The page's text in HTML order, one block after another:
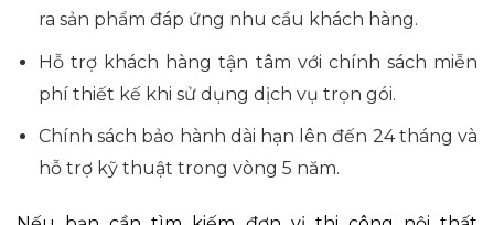
ra sản phẩm đáp ứng nhu cầu khách hàng.
Hỗ trợ khách hàng tận tâm với chính sách miễn
phí thiết kế khi sử dụng dịch vụ trọn gói.
Chính sách bảo hành dài hạn lên đến 24 tháng và
hỗ trợ kỹ thuật trong vòng 5 năm.